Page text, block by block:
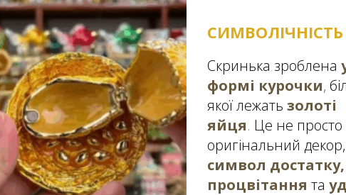
СИМВОЛІЧНІСТЬ
Скринька зроблена
формі курочки,
якої лежать золоті
яйця. Це не просто
оригінальний
символ достатку,
процвітання та